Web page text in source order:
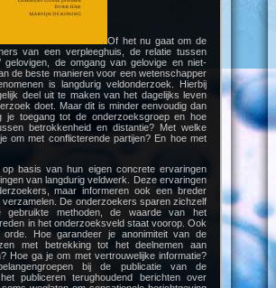
Of het nu gaat om de
van een verpleeghuis, de relatie tussen
gelovigen, de omgang van gelovige en niet-
de beste manieren voor een wetenschapper
is langdurig veldonderzoek. Hierbij
deel uit te maken van het dagelijks leven
doet. Maar dit is minder eenvoudig dan
toegang tot de onderzoeksgroep en hoe
betrokkenheid en distantie? Met welke
om met conflicterende partijen? En hoe met
basis van hun eigen concrete ervaringen
van langdurig veldwerk. Deze ervaringen
maar informeren ook een breder
De onderzoekers sparen zichzelf
methoden, de waarde van het
in het onderzoeksveld staat voorop. Ook
Hoe garandeer je anonimiteit van de
met betrekking tot het deelnemen aan
Hoe ga je om met vertrouwelijke informatie?
bij de publicatie van de
publiceren terughoudend berichten over